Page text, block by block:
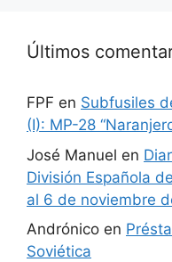
Últimos
FPF en Subfusiles
(I): MP-28
José Manuel en
División Española
al 6 de noviembre
Andrónico en
Soviética